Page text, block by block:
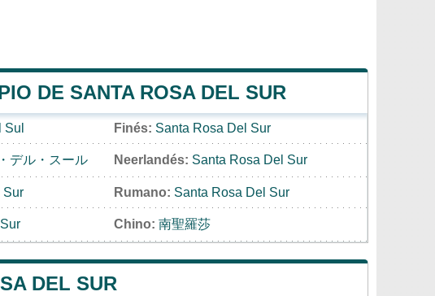
DE SANTA ROSA DEL SUR
Finés: Santa Rosa Del Sur
デル・スール Neerlandés: Santa Rosa Del Sur
Sur Rumano: Santa Rosa Del Sur
Chino: 南聖羅莎
DEL SUR